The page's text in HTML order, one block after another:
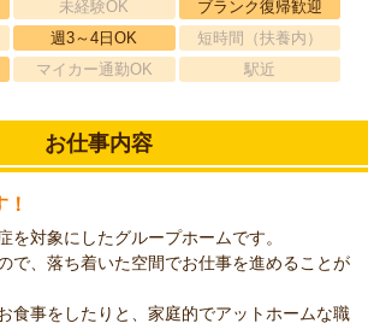
未経験OK
ブランク復帰歓迎
週3～4日OK
短時間（扶養内）
マイカー通勤OK 駅近
お仕事内容
を対象にしたグループホームです。
で、落ち着いた空間でお仕事を進めることが
食事をしたりと、家庭的でアットホームな職